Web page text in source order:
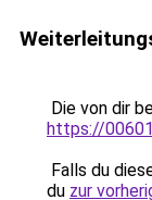
Die von dir
https://
Falls du
du zur